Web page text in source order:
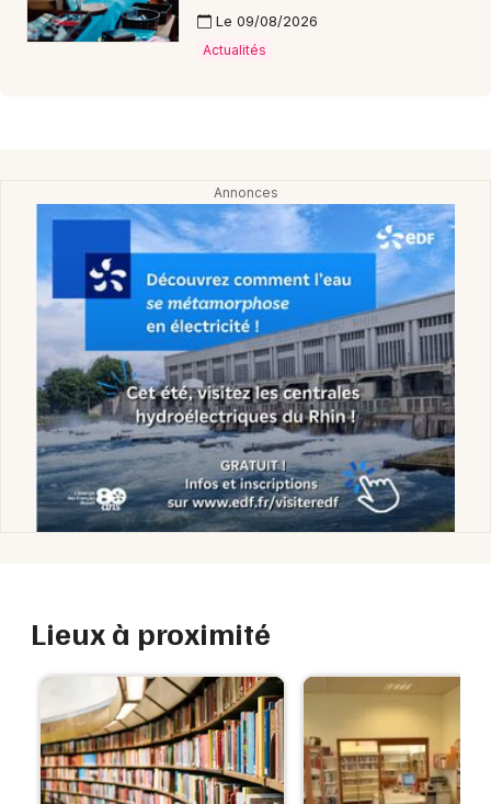
Le 09/08/2026
Actualités
Lieux à proximité